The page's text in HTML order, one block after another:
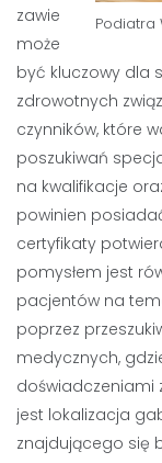
Podiatra
zawie
może
być kluczowy dla
zdrowotnych
czynników, które
poszukiwań
na kwalifikacje
powinien
certyfikaty
pomysłem jest
pacjentów na
poprzez
medycznych,
doświadczeniami
jest lokalizacja
znajdującego się